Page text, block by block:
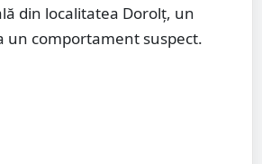
din localitatea Dorolț, un
un comportament suspect.